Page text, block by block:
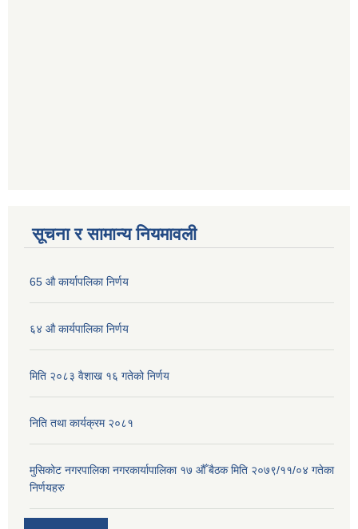
सूचना र सामान्य नियमावली
65 औ कार्यापलिका निर्णय
६४ औ कार्यपालिका निर्णय
मिति २०८३ वैशाख १६ गतेको निर्णय
निति तथा कार्यक्रम २०८१
मुसिकोट नगरपालिका नगरकार्यापालिका १७ औँ बैठक मिति २०७९/११/०४ गतेका
निर्णयहरु